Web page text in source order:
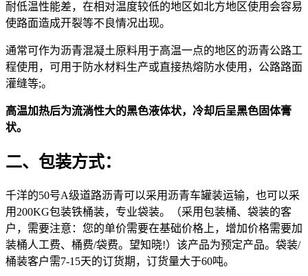
耐低温性能差，在相对温度较低的地区如北方地区使用会容易
使路面造成开裂等不良情况出现。
通常可作为沥青混凝土原料用于高温一点的地区的沥青公路工
程使用，可用于防水材料生产或直接热熔防水使用，公路路面
灌缝等;。
高温加热后为流淌性大的黑色液体状，冷却后呈黑色固体膏
状。
二、包装方式：
千洋的50号A级道路沥青可以采用沥青车罐装运输，也可以采
用200KG包装铁桶装，专业袋装。（采用包装桶、袋装的客
户，需要注意：您的单价需要在基础价格上，增加价格需要加
装桶人工费、桶费/袋费。望知晓!）该产品为预定产品。袋装/
桶装客户需7-15天的订货期，订货量大于60吨。